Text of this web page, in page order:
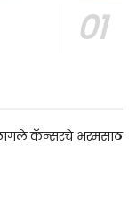
कॅन्सरचे भरमसाठ